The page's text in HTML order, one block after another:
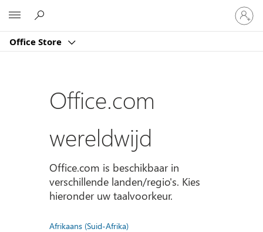
Office Store
Meld
je
aan
je
Office.com
wereldwijd
Office.com is beschikbaar in
verschillende landen/regio's. Kies
hieronder uw taalvoorkeur.
Afrikaans (Suid-Afrika)